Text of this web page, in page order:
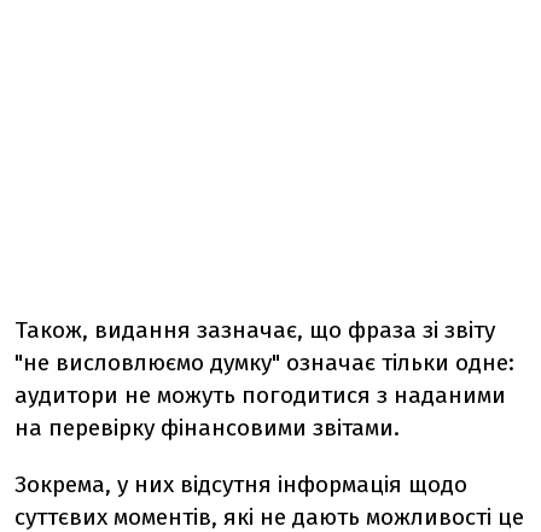
Також, видання зазначає, що фраза зі звіту
"не висловлюємо думку" означає тільки одне:
аудитори не можуть погодитися з наданими
на перевірку фінансовими звітами.
Зокрема, у них відсутня інформація щодо
суттєвих моментів, які не дають можливості це